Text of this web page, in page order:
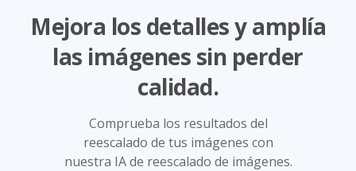
Mejora los detalles y amplía
las imágenes sin perder
calidad.
Comprueba los resultados del
reescalado de tus imágenes con
nuestra IA de reescalado de imágenes.